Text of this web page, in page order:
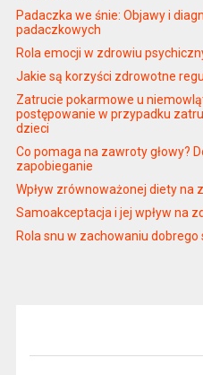
Padaczka we śnie: Objawy i
padaczkowych
Rola emocji w zdrowiu
Jakie są korzyści zdrowotne
Zatrucie pokarmowe u
postępowanie w przypadku
dzieci
Co pomaga na zawroty głowy?
zapobieganie
Wpływ zrównoważonej diety na
Samoakceptacja i jej wpływ na
Rola snu w zachowaniu